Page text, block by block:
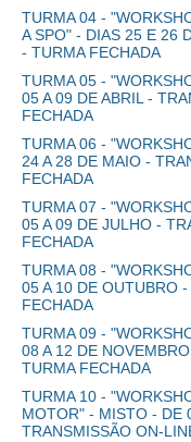
TURMA 04 -
A SPO" - DIAS 25 E 26
- TURMA FECHADA
TURMA 05 -
05 A 09 DE ABRIL -
FECHADA
TURMA 06 -
24 A 28 DE MAIO -
FECHADA
TURMA 07 -
05 A 09 DE JULHO -
FECHADA
TURMA 08 -
05 A 10 DE OUTUBRO
FECHADA
TURMA 09 -
08 A 12 DE
TURMA FECHADA
TURMA 10 -
MOTOR" - MISTO - DE
TRANSMISSÃO ON-